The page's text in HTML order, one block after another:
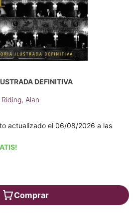
DEFINITIVA
Riding, Alan
actualizado el 06/08/2026 a las
Comprar